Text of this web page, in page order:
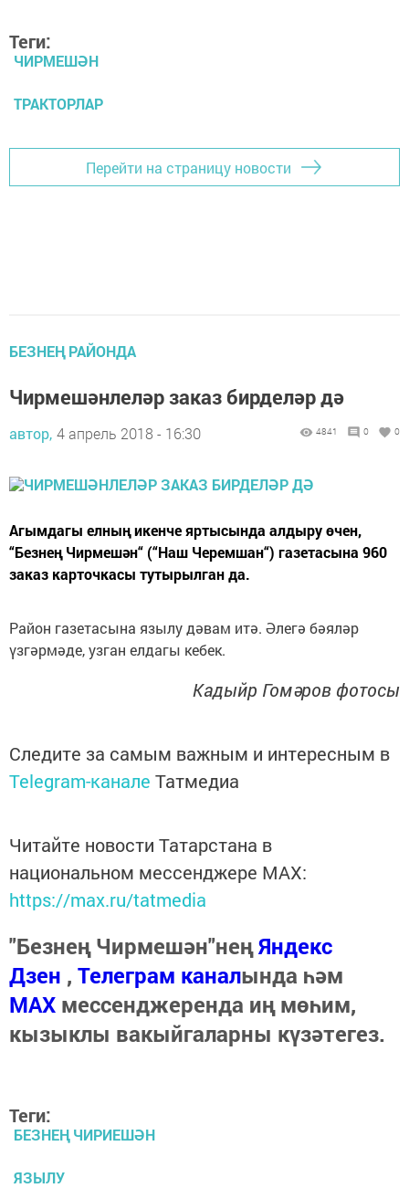
Теги:
ЧИРМЕШӘН
ТРАКТОРЛАР
Перейти на страницу новости
БЕЗНЕҢ РАЙОНДА
Чирмешәнлеләр заказ бирделәр дә
автор, 4 апрель 2018 - 16:30 4841 0 0
Агымдагы елның икенче яртысында алдыру өчен,
“Безнең Чирмешән“ (“Наш Черемшан“) газетасына 960
заказ карточкасы тутырылган да.
Район газетасына язылу дәвам итә. Әлегә бәяләр
үзгәрмәде, узган елдагы кебек.
Кадыйр Гомәров фотосы
Следите за самым важным и интересным в
Telegram-канале Татмедиа
Читайте новости Татарстана в
национальном мессенджере MАХ:
https://max.ru/tatmedia
"Безнең Чирмешән"неңЯндекс
Дзен , Телеграм каналында һәм
МАХ мессенджеренда иң мөһим,
кызыклы вакыйгаларны күзәтегез.
Теги:
БЕЗНЕҢ ЧИРИЕШӘН
ЯЗЫЛУ